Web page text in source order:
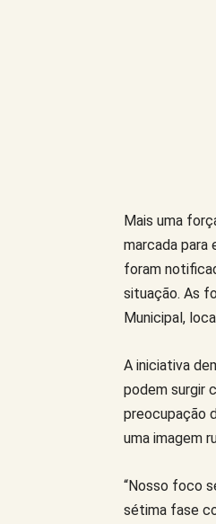
Mais uma
marcada para
foram
situação. As
Municipal,
A iniciativa
podem surgir
preocupação
uma imagem
“Nosso foco
sétima fase